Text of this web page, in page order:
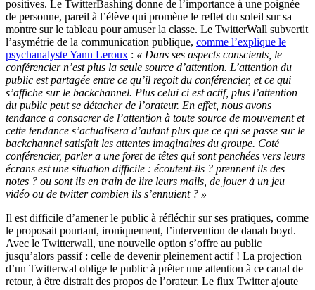
positives. Le TwitterBashing donne de l’importance à une poignée
de personne, pareil à l’élève qui promène le reflet du soleil sur sa
montre sur le tableau pour amuser la classe. Le TwitterWall subvertit
l’asymétrie de la communication publique, comme l’explique le
psychanalyste Yann Leroux : « Dans ses aspects conscients, le
conférencier n’est plus la seule source d’attention. L’attention du
public est partagée entre ce qu’il reçoit du conférencier, et ce qui
s’affiche sur le backchannel. Plus celui ci est actif, plus l’attention
du public peut se détacher de l’orateur. En effet, nous avons
tendance a consacrer de l’attention à toute source de mouvement et
cette tendance s’actualisera d’autant plus que ce qui se passe sur le
backchannel satisfait les attentes imaginaires du groupe. Coté
conférencier, parler a une foret de têtes qui sont penchées vers leurs
écrans est une situation difficile : écoutent-ils ? prennent ils des
notes ? ou sont ils en train de lire leurs mails, de jouer à un jeu
vidéo ou de twitter combien ils s’ennuient ? »
Il est difficile d’amener le public à réfléchir sur ses pratiques, comme
le proposait pourtant, ironiquement, l’intervention de danah boyd.
Avec le Twitterwall, une nouvelle option s’offre au public
jusqu’alors passif : celle de devenir pleinement actif ! La projection
d’un Twitterwal oblige le public à prêter une attention à ce canal de
retour, à être distrait des propos de l’orateur. Le flux Twitter ajoute